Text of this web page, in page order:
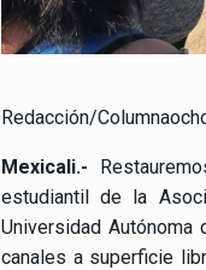
Redacción/
Mexicali.-
estudiantil de la
Universidad
canales a superficie